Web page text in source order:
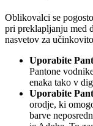
Oblikovalci se
pri preklapljanju med
nasvetov za
Uporabite
Pantone
enaka tako v
Uporabite
orodje, ki
barve